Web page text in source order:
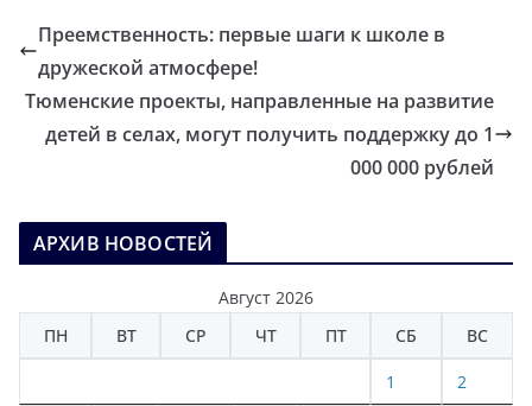
Преемственность: первые шаги к школе в
дружеской атмосфере!
Тюменские проекты, направленные на развитие
детей в селах, могут получить поддержку до 1
000 000 рублей
АРХИВ НОВОСТЕЙ
Август 2026
ПН
ВТ СР ЧТ ПТ СБ ВС
1 2